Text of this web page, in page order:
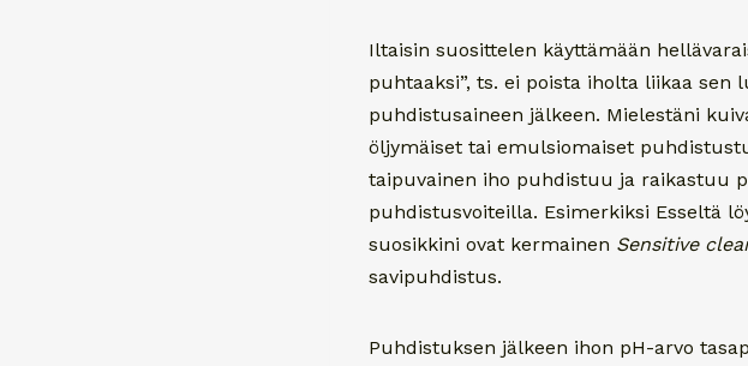
Iltaisin suosittelen käyttämään
puhtaaksi”, ts. ei poista iholta liikaa
puhdistusaineen jälkeen. Mielestäni
öljymäiset tai emulsiomaiset
taipuvainen iho puhdistuu ja raikastuu
puhdistusvoiteilla. Esimerkiksi Esseltä
suosikkini ovat kermainen Sensitive
savipuhdistus.
Puhdistuksen jälkeen ihon pH-arvo